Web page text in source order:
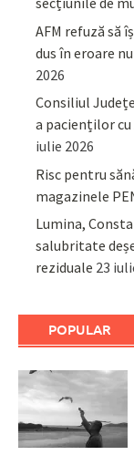
AFM refuză să
dus în eroare
2026
Consiliul
a pacienților cu
iulie 2026
Risc pentru
magazinele
Lumina,
salubritate
reziduale 23
POPULAR